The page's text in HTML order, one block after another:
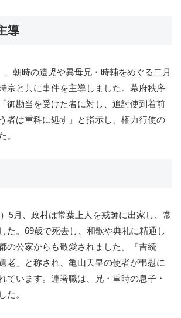
導
、朝時の遺児や異母兄・時輔をめぐる二月
宗と共に事件を主導しました。幕府秩序
御勘当を受けた者に対し、追討使到着前
者は重科に処す」と指示し、権力行使の
。
5月、政村は常葉上人を戒師に出家し、常
た。69歳で死去し、和歌や典礼に精通し
の公家からも敬愛されました。『吉続
老」と称され、亀山天皇の使者が弔慰に
ています。連署職は、兄・重時の息子・
た。